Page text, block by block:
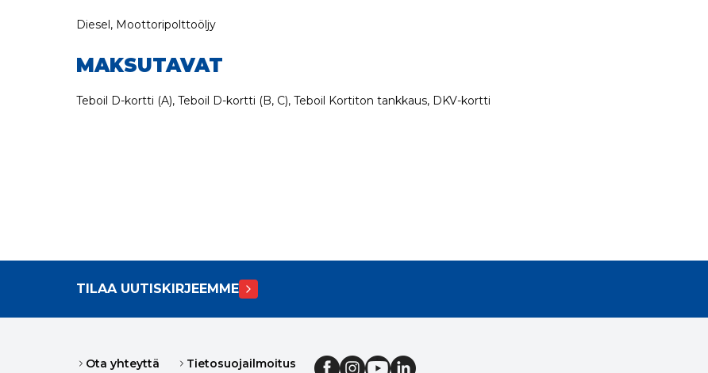
Diesel, Moottoripolttoöljy
MAKSUTAVAT
Teboil D-kortti (A), Teboil D-kortti (B, C), Teboil Kortiton tankkaus, DKV-kortti
TILAA UUTISKIRJEEMME
Ota yhteyttä Tietosuojailmoitus